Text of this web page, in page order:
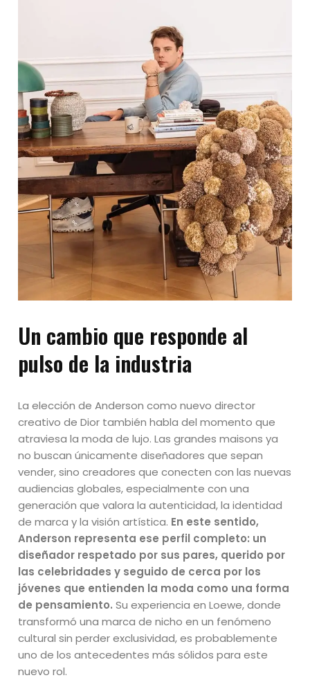
Un cambio que responde al
pulso de la industria
La elección de Anderson como nuevo director
creativo de Dior también habla del momento que
atraviesa la moda de lujo. Las grandes maisons ya
no buscan únicamente diseñadores que sepan
vender, sino creadores que conecten con las nuevas
audiencias globales, especialmente con una
generación que valora la autenticidad, la identidad
de marca y la visión artística. En este sentido,
Anderson representa ese perfil completo: un
diseñador respetado por sus pares, querido por
las celebridades y seguido de cerca por los
jóvenes que entienden la moda como una forma
de pensamiento. Su experiencia en Loewe, donde
transformó una marca de nicho en un fenómeno
cultural sin perder exclusividad, es probablemente
uno de los antecedentes más sólidos para este
nuevo rol.